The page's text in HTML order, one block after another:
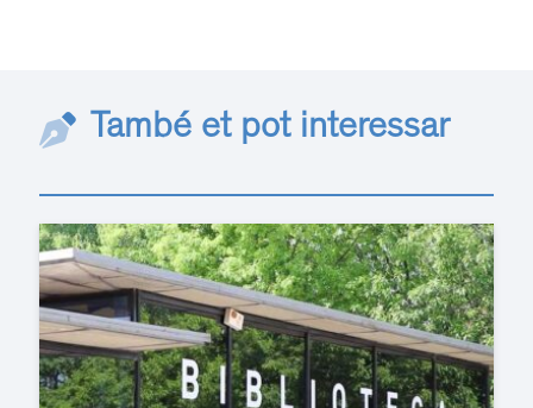
També et pot interessar